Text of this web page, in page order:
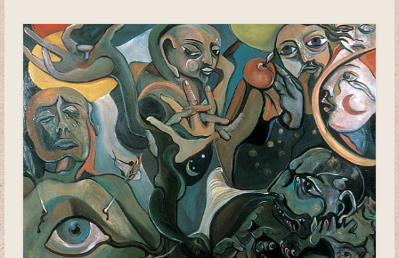
Genèse
Évangile de Noël
Béatitudes
Passion
Ascension-Pentecôte
1 Corinthiens 15